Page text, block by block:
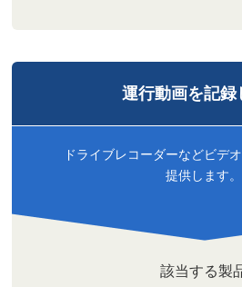
運行動画を記録
ドライブレコーダーなどビデ
提供します。
該当する製